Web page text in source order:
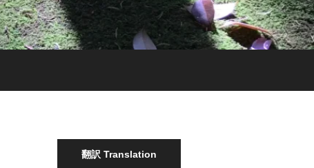
翻訳 Translation